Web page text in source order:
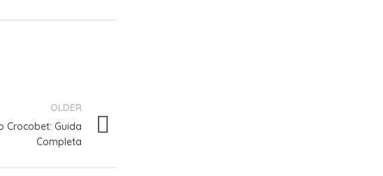
OLDER
Crocobet: Guida
Completa